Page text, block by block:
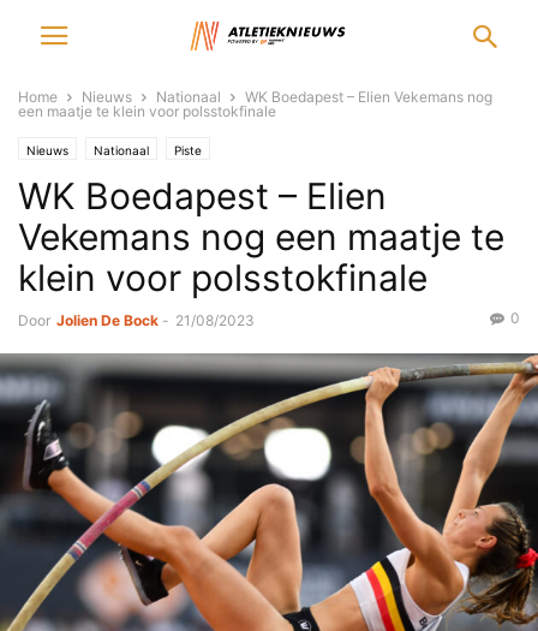
Home Nieuws Nationaal
WK Boedapest – Elien Vekemans nog
een maatje te klein voor polsstokfinale
Nieuws Nationaal Piste
WK Boedapest – Elien
Vekemans nog een maatje te
klein voor polsstokfinale
Door Jolien De Bock - 21/08/2023 0